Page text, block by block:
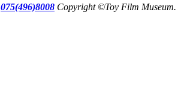
075(496)8008 Copyright ©Toy Film Museum.